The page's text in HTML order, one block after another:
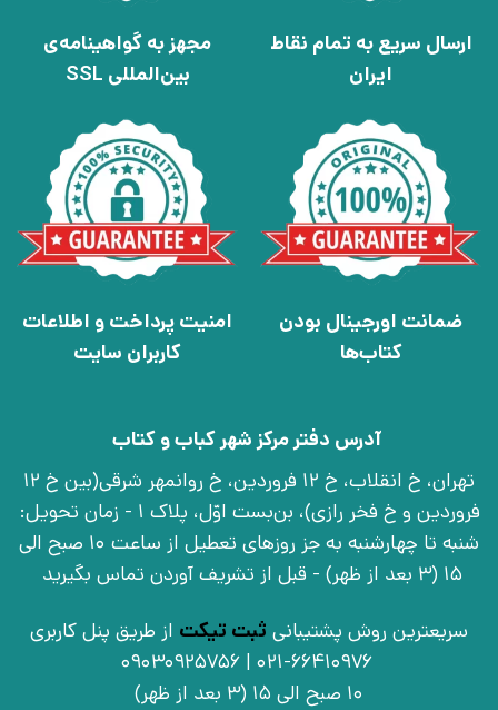
ارسال سریع به تمام نقاط
ایران
مجهز به گواهینامه‌ی
بین‌المللی SSL
ضمانت اورجینال بودن
کتاب‌ها
امنیت پرداخت و اطلاعات
کاربران سایت
آدرس دفتر مرکز شهر کباب و کتاب
تهران، خ انقلاب، خ 12 فروردین، خ روانمهر شرقی(بین خ 12
فروردین و خ فخر رازی)، بن‌بست اوّل، پلاک 1 - زمان تحویل:
شنبه تا چهارشنبه به جز روزهای تعطیل از ساعت 10 صبح الی
15 (3 بعد از ظهر) - قبل از تشریف آوردن تماس بگیرید
سریعترین روش پشتیبانی ثبت تیکت از طریق پنل کاربری
021-66410976 | 09030925756
10 صبح الی 15 (3 بعد از ظهر)